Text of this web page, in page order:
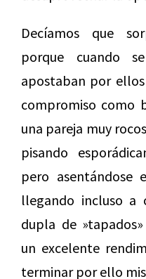
Decíamos que
porque cuando
apostaban por
compromiso como
una pareja muy
pisando
pero asentándose
llegando incluso a
dupla de
un excelente
terminar por ello